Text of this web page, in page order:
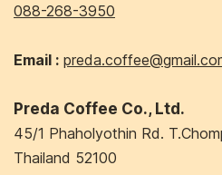
088-268-3950
Email :
Preda Coffee Co., Ltd.
45/1 Phaholyothin Rd.
Thailand 52100